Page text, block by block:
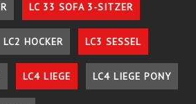
LC 33 SOFA 3-SITZER
LC2 HOCKER LC3 SESSEL
LC4 LIEGE LC4 LIEGE PONY